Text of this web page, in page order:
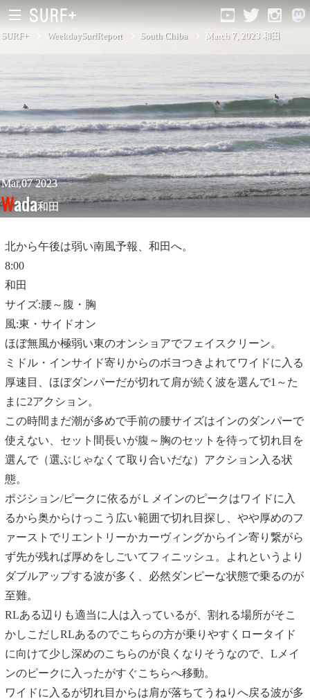
South Ibaraki
North Chiba
South Chiba
Unusually
Video Logs
SURF+ WeekdaySurfReport South Chiba March 7, 2023 和田
Mar,07 2023
Wada和田
北から午後は弱い南風予報、和田へ。
8:00
和田
サイズ:腰～腹・胸
風:東・サイドオン
ほぼ無風か極弱い東のオンショアでフェイスクリーン。
ミドル・インサイド寄りからのボヨつきよれてワイドに入る
厚速目、ほぼダンパーだが切れて肩が続く波を選んで1～た
まに2アクション。
この時間まだ潮が多めで手前の腰サイズはインのダンパーで
使えない、セット間長いが腹～胸のセットを待って切れ目を
選んで（選ぶじゃなくて取り合いだな）アクション入る状
態。
ポジション/ピークに依るがＬメインのピークはワイドに入
るから奥からけっこう広い範囲で切れ目探し、やや厚めのフ
ァーストでリエントリーかカーヴィングからイン寄り繋がら
ず先が残れば厚めをしごいてフィニッシュ。よれというより
ダブルアップする波が多く、必然ダンピーな状態で乗るのが
至難。
RLある辺りも適当に人は入っているが、割れる場所がそこ
かしこだしRLあるのでこちらの方が乗りやすくロータイド
に向けて少し深めのこちらのが良くなりそうなので、Lメイ
ンのピークに入ったがすぐこちらへ移動。
ワイドに入るが切れ目からは肩が落ちてうねりへ戻る波が多